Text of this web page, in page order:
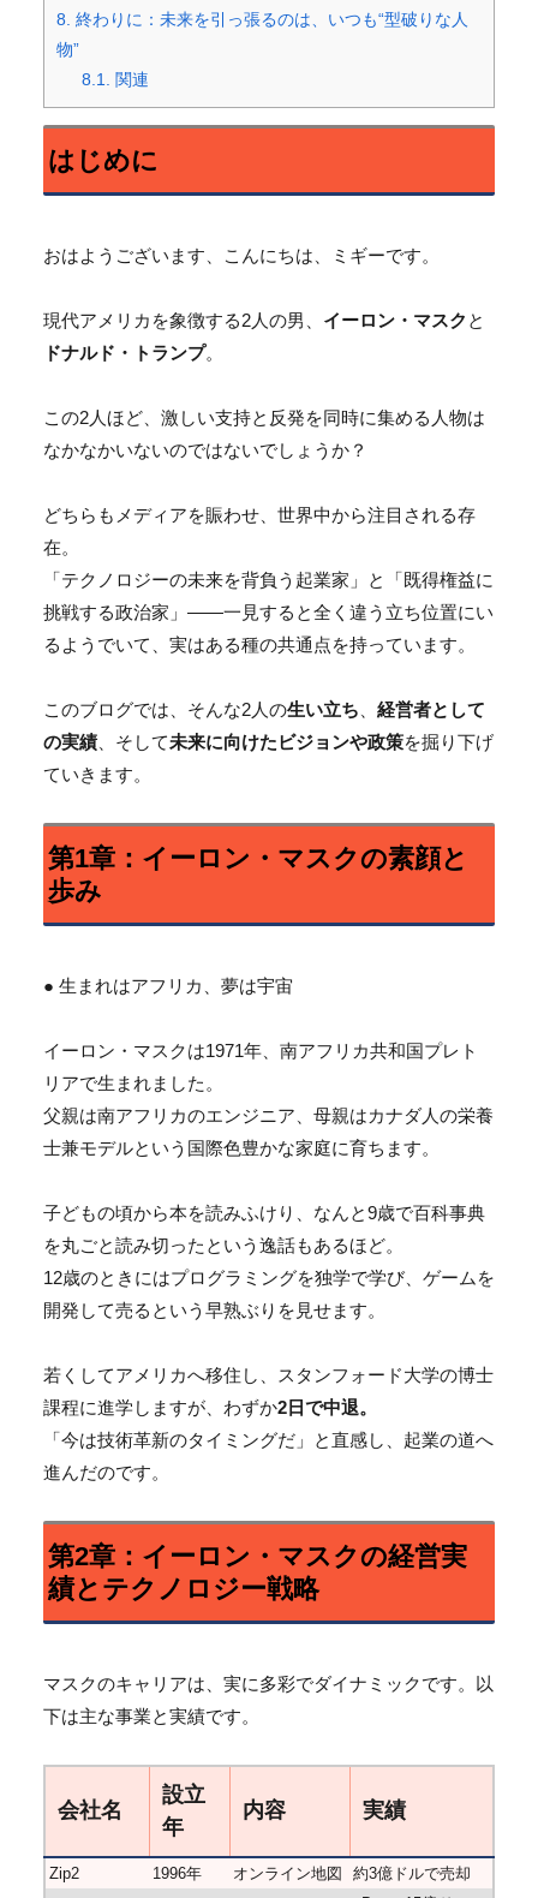
8. 終わりに：未来を引っ張るのは、いつも“型破りな人
物”
8.1.
関連
はじめに
おはようございます、こんにちは、ミギーです。
現代アメリカを象徴する2人の男、 イーロン・マスク と
ドナルド・トランプ。
この2人ほど、激しい支持と反発を同時に集める人物は
なかなかいないのではないでしょうか？
どちらもメディアを賑わせ、世界中から注目される存
在。
「テクノロジーの未来を背負う起業家」と「既得権益に
挑戦する政治家」——一見すると全く違う立ち位置にい
るようでいて、実はある種の共通点を持っています。
このブログでは、そんな2人の生い立ち
経営者として
の実績、そして未来に向けたビジョンや政策を掘り下げ
ていきます。
第1章：イーロン・マスクの素顔と
歩み
● 生まれはアフリカ、夢は宇宙
イーロン・マスクは1971年、南アフリカ共和国プレト
リアで生まれました。
父親は南アフリカのエンジニア、母親はカナダ人の栄養
士兼モデルという国際色豊かな家庭に育ちます。
子どもの頃から本を読みふけり、なんと9歳で百科事典
を丸ごと読み切ったという逸話もあるほど。
12歳のときにはプログラミングを独学で学び、ゲームを
開発して売るという早熟ぶりを見せます。
若くしてアメリカへ移住し、スタンフォード大学の博士
課程に進学しますが、わずか2日で中退。
「今は技術革新のタイミングだ」と直感し、起業の道へ
進んだのです。
第2章：イーロン・マスクの経営実
績とテクノロジー戦略
マスクのキャリアは、実に多彩でダイナミックです。以
下は主な事業と実績です。
会社名
設立
年
内容 実績
Zip2 1996年 オンライン地図
約3億ドルで売却